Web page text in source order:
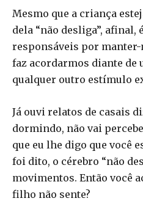
Mesmo que a criança
dela “não desliga”, afinal,
responsáveis por manter-
faz acordarmos diante de
qualquer outro estímulo
Já ouvi relatos de casais
dormindo, não vai
que eu lhe digo que você
foi dito, o cérebro “não
movimentos. Então você
filho não sente?